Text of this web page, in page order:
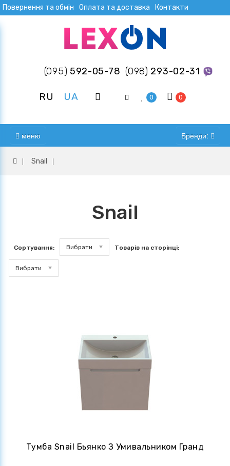
Повернення та обмін Оплата та доставка Контакти
(095) 592-05-78 (098) 293-02-31
RU UA 0 0
меню Бренди:
Snail
Snail
Сортування: Вибрати Товарів на сторінці:
Вибрати
Тумба Snail Бьянко З Умивальником Гранд